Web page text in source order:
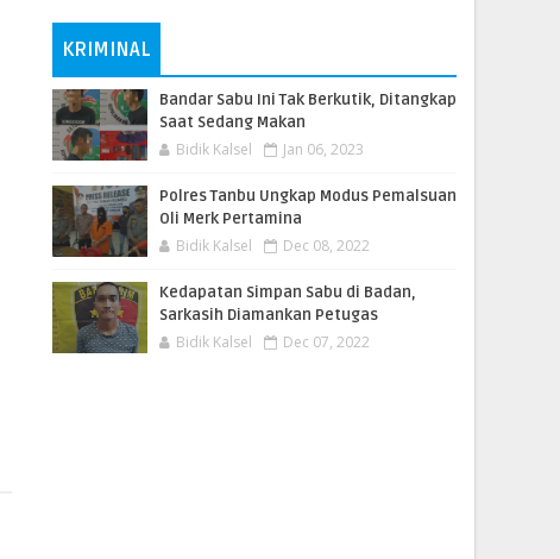
KRIMINAL
Bandar Sabu Ini Tak Berkutik, Ditangkap
Saat Sedang Makan
Bidik Kalsel Jan 06, 2023
Polres Tanbu Ungkap Modus Pemalsuan
Oli Merk Pertamina
Bidik Kalsel Dec 08, 2022
Kedapatan Simpan Sabu di Badan,
Sarkasih Diamankan Petugas
Bidik Kalsel Dec 07, 2022